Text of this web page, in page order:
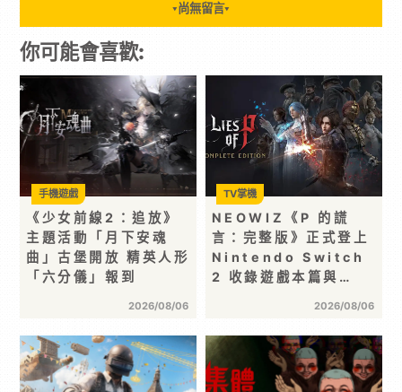
▼ 尚無留言▼
你可能會喜歡:
《少女前線2：追放》
主題活動「月下安魂
曲」古堡開放 精英人形
「六分儀」報到
2026/08/06
手機遊戲
NEOWIZ《P 的謊
言：完整版》正式登上
Nintendo Switch
2 收錄遊戲本篇與…
2026/08/06
TV掌機